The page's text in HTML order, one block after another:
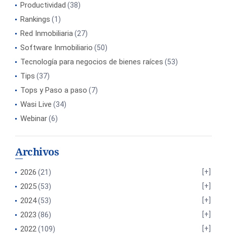
Productividad (38)
Rankings (1)
Red Inmobiliaria(27)
Software Inmobiliario (50)
Tecnología para negocios de bienes raíces (53)
Tips (37)
Tops y Paso a paso (7)
Wasi Live (34)
Webinar(6)
Archivos
2026 (21)
2025(53)
2024(53)
2023 (86)
2022(109)